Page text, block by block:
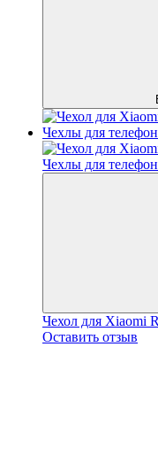
Чехол для Xiaomi
Оставить отзыв